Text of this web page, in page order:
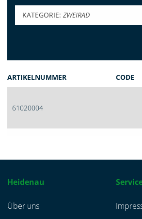
KATEGORIE:ZWEIRAD
ARTIKELNUMMER CODE
61020004
Heidenau
Über uns